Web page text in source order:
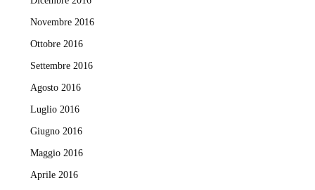
Novembre 2016
Ottobre 2016
Settembre 2016
Agosto 2016
Luglio 2016
Giugno 2016
Maggio 2016
Aprile 2016